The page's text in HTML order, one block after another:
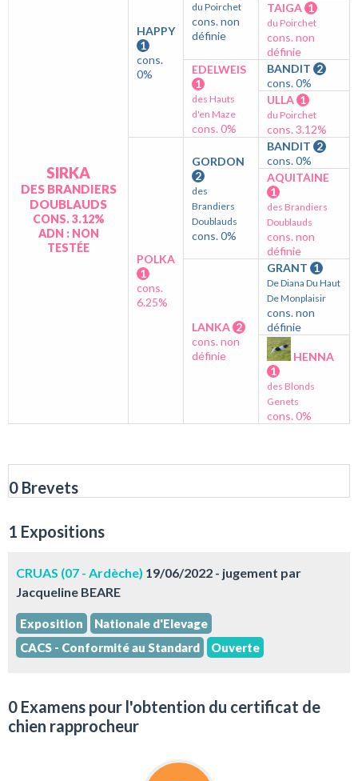
SIRKA
DES BRANDIERS
DOUBLAUDS
CONS. 3.12%
ADN : NON
TESTÉE
HAPPY
1
cons.
0%
du Poirchet
cons. non
définie
TAIGA 1
du Poirchet
cons. non
définie
EDELWEIS
1
des Hauts
d'en Maze
cons. 0%
BANDIT 2
cons. 0%
ULLA 1
du Poirchet
cons. 3.12%
POLKA
1
cons.
6.25%
GORDON
2
des
Brandiers
Doublauds
cons. 0%
BANDIT 2
cons. 0%
AQUITAINE
1
des Brandiers
Doublauds
cons. non
définie
LANKA 2
cons. non
définie
GRANT 1
De Diana Du Haut
De Monplaisir
cons. non
définie
HENNA
1
des Blonds
Genets
cons. 0%
0 Brevets
1 Expositions
CRUAS (07 - Ardèche) 19/06/2022 - jugement par
Jacqueline BEARE
Exposition
Nationale d'Elevage
CACS - Conformité au Standard
Ouverte
0 Examens pour l'obtention du certificat de
chien rapprocheur